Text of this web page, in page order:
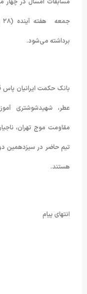
مسابقات امسال در چهار
برداشته می‌شود.
بانک حکمت ایرانیان
عطر، شهیدشوشتری
تیم حاضر در سیزدهمین
هستند.
انتهای پیام